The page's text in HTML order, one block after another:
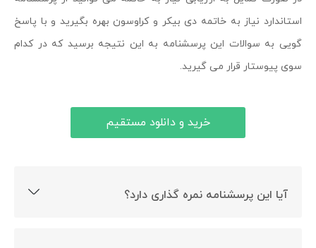
استاندارد نیاز به خاتمه دی بیکر و کراوسون بهره بگیرید و با پاسخ
گویی به سوالات این پرسشنامه به این نتیجه برسید که در کدام
سوی پیوستار قرار می گیرید.
خرید و دانلود مستقیم
آیا این پرسشنامه نمره گذاری دارد؟